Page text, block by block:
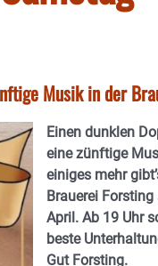
Musik in der
Einen dunklen
eine zünftige
einiges mehr
Brauerei
April. Ab 19 Uhr
beste
Gut Forsting.